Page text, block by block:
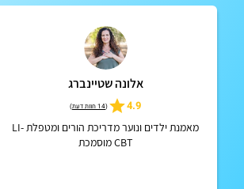
אלונה שטיינברג
4.9
(14 חוות דעת )
מאמנת ילדים ונוער מדריכת הורים ומטפלת LI-
CBT מוסמכת